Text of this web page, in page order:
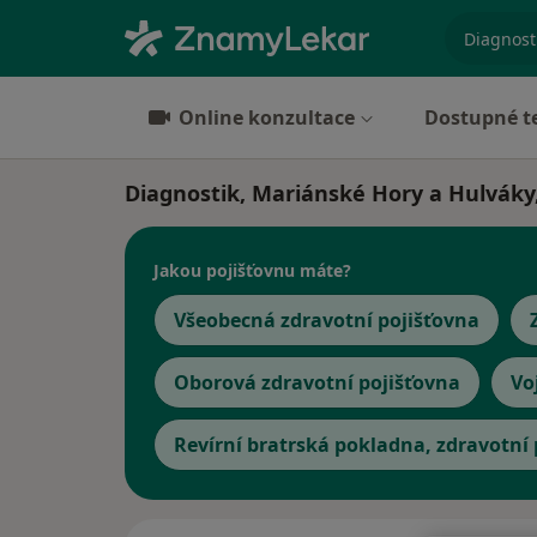
Online konzultace Dostupné
Diagnostik, Mariánské Hory a
Jakou pojišťovnu máte?
Všeobecná zdravotní pojišťovna
Oborová zdravotní pojišťovna
Revírní bratrská pokladna, zdravotní